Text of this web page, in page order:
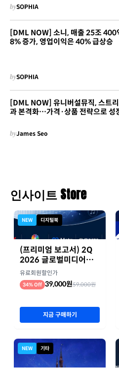
bySOPHIA
[DML NOW] 소니, 매출 25조 400
8% 증가, 영업이익은 40% 급상승
bySOPHIA
[DML NOW] 유니버설뮤직, 스트
과 본격화…가격·상품 전략으로 성
byJames Seo
인사이트 Store
NEW 디지털북
(프리미엄 보고서) 2Q
2026 글로벌미디어기
업 실적 종합 보고서
유료회원할인가
34% Off 39,000원59,000원
지금 구매하기
NEW 기타